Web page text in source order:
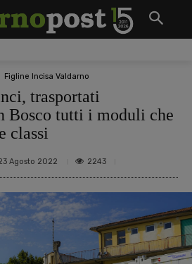
Figline Incisa Valdarno
trasportati
Bosco tutti i moduli che
classi
Agosto 2022 2243